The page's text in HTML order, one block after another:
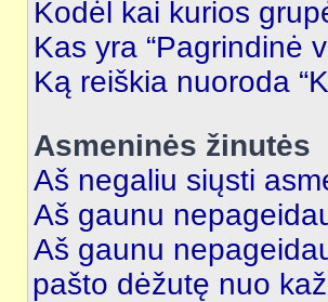
Kodėl kai kurios
Kas yra “Pagrindinė
Ką reiškia nuoroda
Asmeninės žinutės
Aš negaliu siųsti
Aš gaunu
Aš gaunu
pašto dėžutę nuo